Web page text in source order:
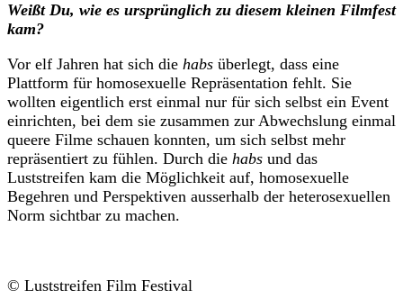
Weißt Du, wie es ursprünglich zu diesem kleinen Filmfest
kam?
Vor elf Jahren hat sich die habs überlegt, dass eine
Plattform für homosexuelle Repräsentation fehlt. Sie
wollten eigentlich erst einmal nur für sich selbst ein Event
einrichten, bei dem sie zusammen zur Abwechslung einmal
queere Filme schauen konnten, um sich selbst mehr
repräsentiert zu fühlen. Durch die habs und das
Luststreifen kam die Möglichkeit auf, homosexuelle
Begehren und Perspektiven ausserhalb der heterosexuellen
Norm sichtbar zu machen.
© Luststreifen Film Festival